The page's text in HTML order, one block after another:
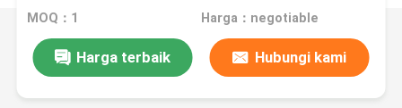
MOQ：1 Harga：negotiable
Harga terbaik Hubungi kami